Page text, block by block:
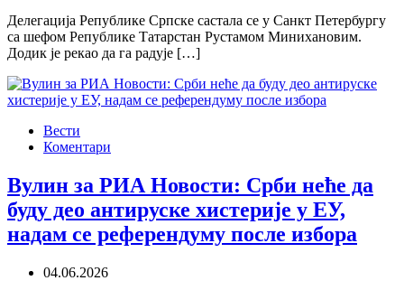
Делегација Републике Српске састала се у Санкт Петербургу
са шефом Републике Татарстан Рустамом Минихановим.
Додик је рекао да га радује […]
Вести
Коментари
Вулин за РИА Новости: Срби неће да
буду део антируске хистерије у ЕУ,
надам се референдуму после избора
04.06.2026